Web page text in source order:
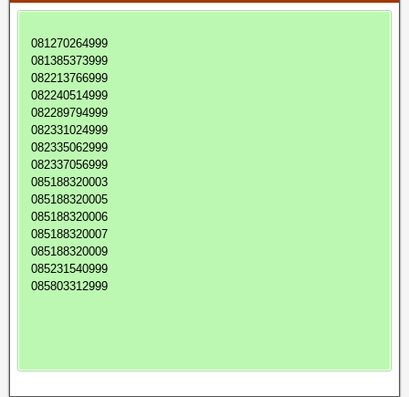
081270264999
081385373999
082213766999
082240514999
082289794999
082331024999
082335062999
082337056999
085188320003
085188320005
085188320006
085188320007
085188320009
085231540999
085803312999